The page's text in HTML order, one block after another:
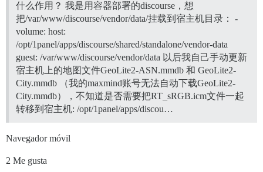
什么作用？ 我是用容器部署的discourse，想
把/var/www/discourse/vendor/data/挂载到宿主机目录： -
volume: host:
/opt/1panel/apps/discourse/shared/standalone/vendor-data
guest: /var/www/discourse/vendor/data 以后我自己手动更新
宿主机上的地图文件GeoLite2-ASN.mmdb 和 GeoLite2-
City.mmdb （我的maxmind账号无法自动下载GeoLite2-
City.mmdb），不知道是否需要把RT_sRGB.icm文件一起
转移到宿主机: /opt/1panel/apps/discou…
Navegador móvil
2 Me gusta